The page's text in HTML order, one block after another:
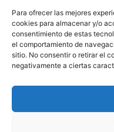
Para ofrecer las mejores
cookies para almacenar y/o
consentimiento de estas
el comportamiento de
sitio. No consentir o retirar el
negativamente a ciertas
En el dinámico mundo
mantenerse a la
empresarial. Uno de
enfrentan los
inventario. Los
existencias inmoviliza
almacenamiento.